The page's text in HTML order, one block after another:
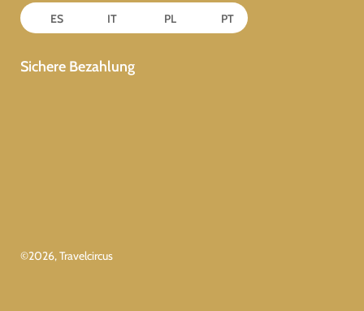
ES IT PL PT
Sichere Bezahlung
©2026, Travelcircus